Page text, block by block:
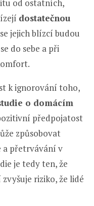
od ostatních,
dostatečnou
jejich blízcí budou
do sebe a při
k ignorování toho,
o domácím
předpojatost
způsobovat
a přetrvávání v
je tedy ten, že
riziko, že lidé